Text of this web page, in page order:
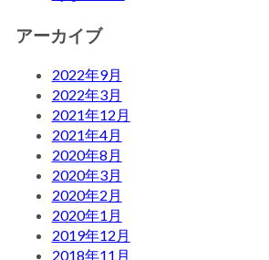
アーカイブ
2022年9月
2022年3月
2021年12月
2021年4月
2020年8月
2020年3月
2020年2月
2020年1月
2019年12月
2018年11月